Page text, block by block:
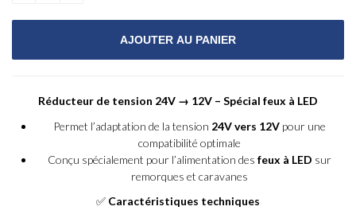
Réducteur de tension 24V → 12V – Spécial feux à LED
Permet l’adaptation de la tension 24V vers 12Vpour une
compatibilité optimale
Conçu spécialement pour l’alimentation des feux à LED sur
remorques et caravanes
✅ Caractéristiques techniques